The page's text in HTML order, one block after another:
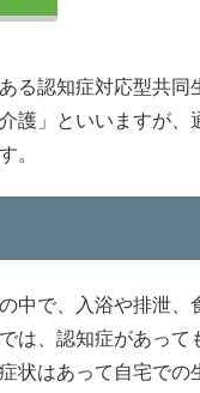
る認知症対応型共
護」といいますが
。
中で、入浴や排泄
は、認知症があっ
状はあって自宅で